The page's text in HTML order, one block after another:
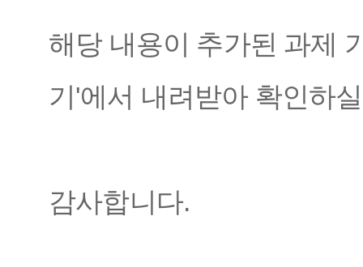
해당 내용이 추가된 과제
기'에서 내려받아 확인하
감사합니다.